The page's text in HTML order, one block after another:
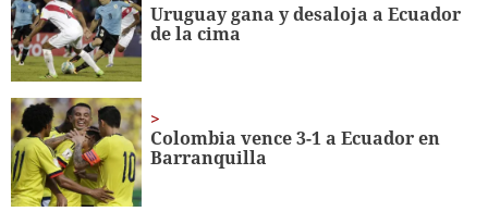
Uruguay gana y desaloja a Ecuador
de la cima
Colombia vence 3-1 a Ecuador en
Barranquilla